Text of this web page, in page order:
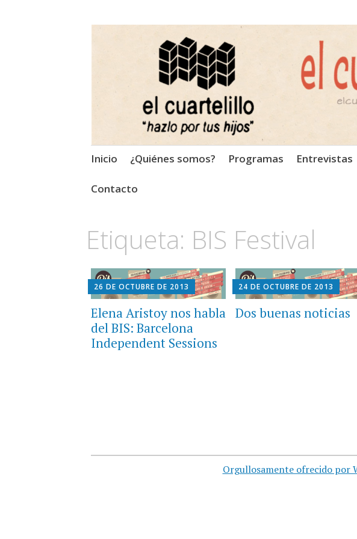
El Cuartelillo
Programa de radio de música
Saltar
contenido
Inicio ¿Quiénes somos? Programas Entrevistas
Contacto
Etiqueta: BIS Festival
26 DE OCTUBRE DE 2013
Elena Aristoy nos habla
del BIS: Barcelona
Independent Sessions
24 DE OCTUBRE DE 2013
Dos buenas noticias
Orgullosamente ofrecido por